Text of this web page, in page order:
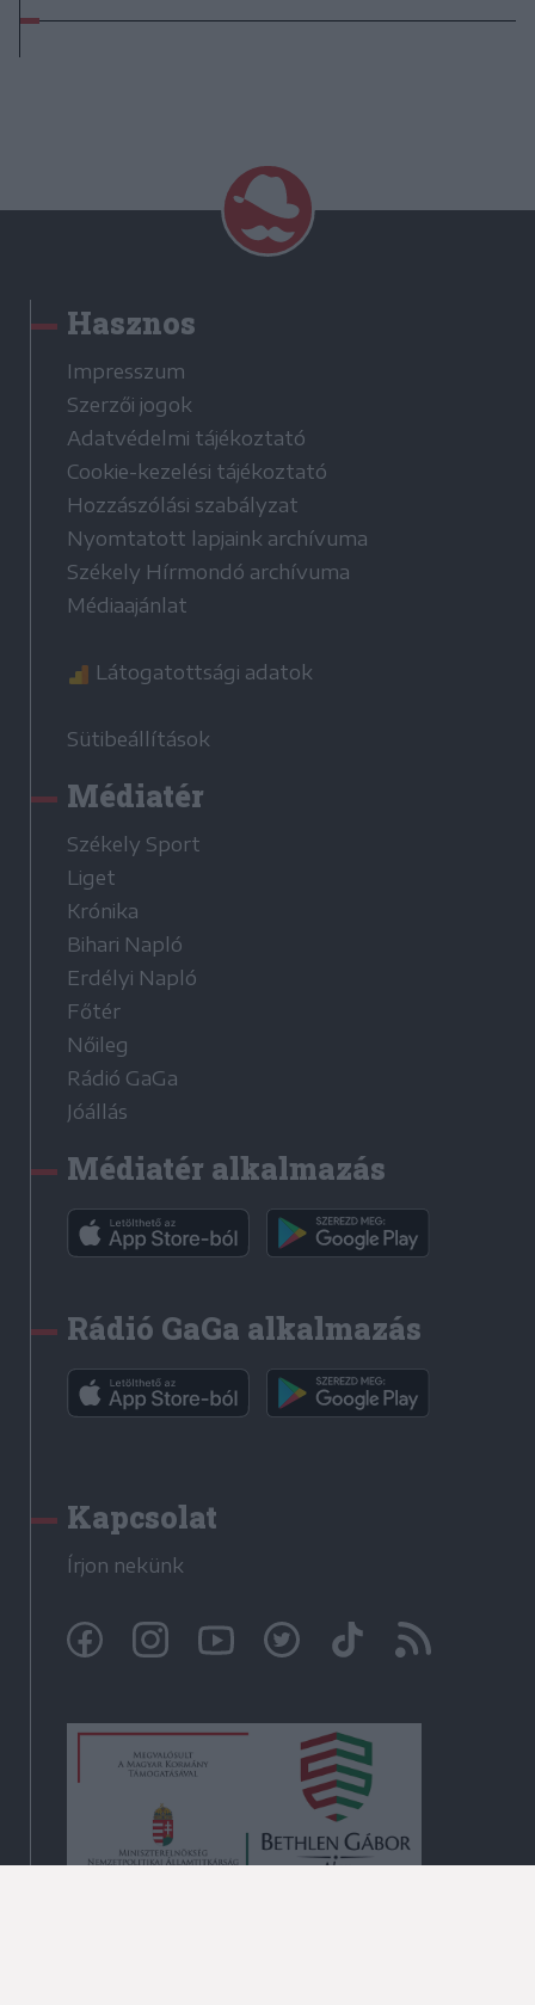
Hasznos
Impresszum
Szerzői jogok
Adatvédelmi tájékoztató
Cookie-kezelési tájékoztató
Hozzászólási szabályzat
Nyomtatott lapjaink archívuma
Székely Hírmondó archívuma
Médiaajánlat
Látogatottsági adatok
Sütibeállítások
Médiatér
Székely Sport
Liget
Krónika
Bihari Napló
Erdélyi Napló
Főtér
Nőileg
Rádió GaGa
Jóállás
Médiatér alkalmazás
Rádió GaGa alkalmazás
Kapcsolat
Írjon nekünk